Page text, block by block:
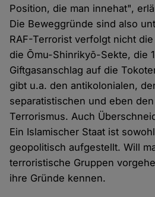
Position, die man innehat",
Die Beweggründe sind also
RAF-Terrorist verfolgt nicht
die Ōmu-Shinrikyō-Sekte, die
Giftgasanschlag auf die
gibt u.a. den antikolonialen,
separatistischen und eben
Terrorismus. Auch
Ein Islamischer Staat ist
geopolitisch aufgestellt. Will
terroristische Gruppen
ihre Gründe kennen.